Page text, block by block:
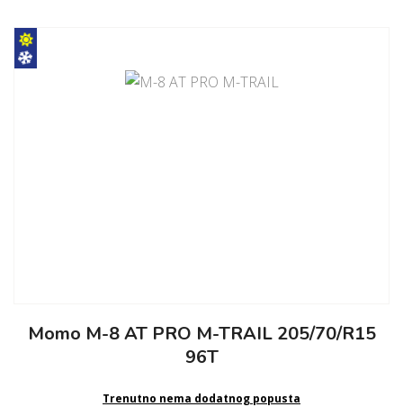
Momo M-8 AT PRO M-TRAIL 205/70/R15
96T
Trenutno nema dodatnog popusta